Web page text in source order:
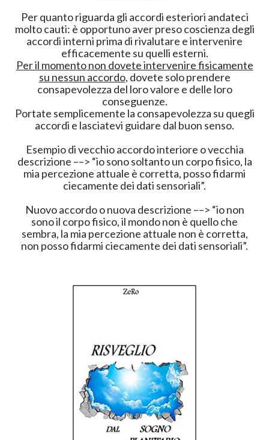
Per quanto riguarda gli accordi esteriori andateci
molto cauti: è opportuno aver preso coscienza degli
accordi interni prima di rivalutare e intervenire
efficacemente su quelli esterni.
Per il momento non dovete intervenire fisicamente
su nessun accordo, dovete solo prendere
consapevolezza del loro valore e delle loro
conseguenze.
Portate semplicemente la consapevolezza su quegli
accordi e lasciatevi guidare dal buon senso.
Esempio di vecchio accordo interiore o vecchia
descrizione ––> “io sono soltanto un corpo fisico, la
mia percezione attuale è corretta, posso fidarmi
ciecamente dei dati sensoriali”.
Nuovo accordo o nuova descrizione ––> “io non
sono il corpo fisico, il mondo non è quello che
sembra, la mia percezione attuale non è corretta,
non posso fidarmi ciecamente dei dati sensoriali”.